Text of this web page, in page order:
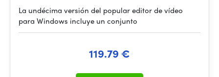
La undécima versión del popular editor de vídeo
para Windows incluye un conjunto
119.79 €